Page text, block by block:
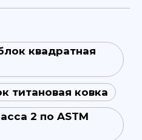
квадратная
титановая ковка
2 по ASTM